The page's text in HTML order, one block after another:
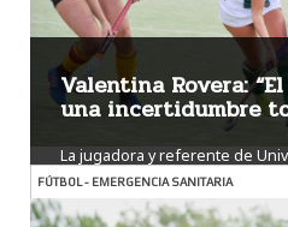
Valentina Rovera:
una incertidumbre
La jugadora y referente de
FÚTBOL - EMERGENCIA SANITARIA